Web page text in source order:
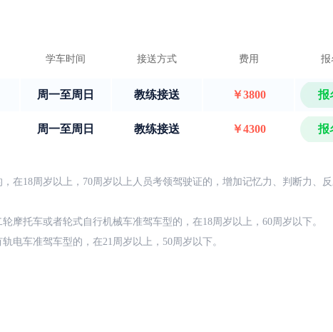
学车时间 接送方式 费用 报
周一至周日 教练接送 ￥3800 报
周一至周日 教练接送 ￥4300 报
在18周岁以上，70周岁以上人员考领驾驶证的，增加记忆力、判断力、
摩托车或者轮式自行机械车准驾车型的，在18周岁以上，60周岁以下。
电车准驾车型的，在21周岁以上，50周岁以下。